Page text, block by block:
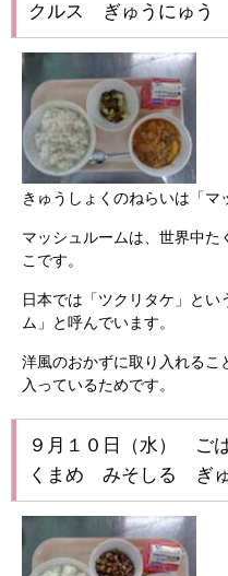
クルス ぎゅうにゅう
きゅうしょくのねらいは「マ
マッシュルームは、世界中
こです。
日本では「ツクリタケ」と
ム」と呼んでいます。
洋風のおかずに取り入れるこ
入っているためです。
９月１０日（水） ご
くまめ みそしる ぎゅ